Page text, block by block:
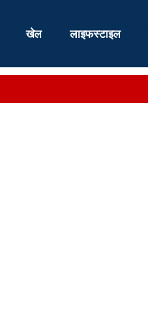
खेल लाइफस्टाइल